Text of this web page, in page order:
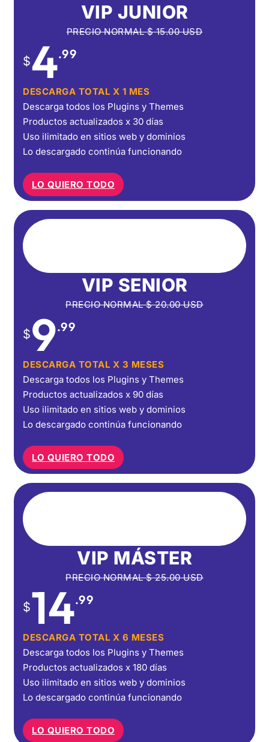
VIP JUNIOR
PRECIO NORMAL$15.00USD
$4.99
DESCARGA TOTAL X 1 MES
Descarga todos los Plugins y Themes
Productos actualizados x 30 días
Uso ilimitado en sitios web y dominios
Lo descargado continúa funcionando
LO QUIERO TODO
VIP SENIOR
PRECIO NORMAL$20.00USD
$9.99
DESCARGA TOTAL X 3 MESES
Descarga todos los Plugins y Themes
Productos actualizados x 90 días
Uso ilimitado en sitios web y dominios
Lo descargado continúa funcionando
LO QUIERO TODO
VIP MÁSTER
PRECIO NORMAL$25.00USD
$14.99
DESCARGA TOTAL X 6 MESES
Descarga todos los Plugins y Themes
Productos actualizados x 180 días
Uso ilimitado en sitios web y dominios
Lo descargado continúa funcionando
LO QUIERO TODO